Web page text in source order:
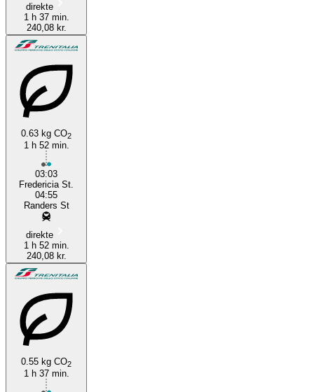
direkte
1 h 37 min.
240,08 kr.
0.63 kg CO2
1 h 52 min.
03:03
Fredericia St.
04:55
Randers St
direkte
1 h 52 min.
240,08 kr.
0.55 kg CO2
1 h 37 min.